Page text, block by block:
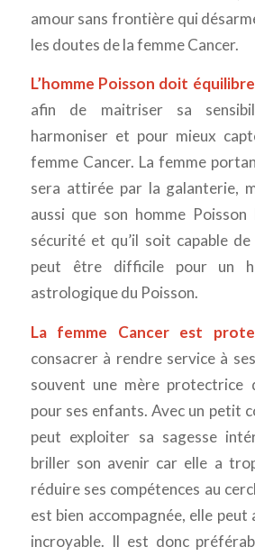
amour sans frontière qui
les doutes de la femme Cancer.
L’homme Poisson doit
afin de maitriser sa
harmoniser et pour mieux
femme Cancer. La femme
sera attirée par la galanterie,
aussi que son homme
sécurité et qu’il soit capable de
peut être difficile pour un
astrologique du Poisson.
La femme Cancer est
consacrer à rendre service à
souvent une mère protectrice
pour ses enfants. Avec un petit
peut exploiter sa sagesse
briller son avenir car elle a
réduire ses compétences au
est bien accompagnée, elle
incroyable. Il est donc